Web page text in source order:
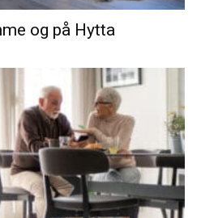
og på Hytta